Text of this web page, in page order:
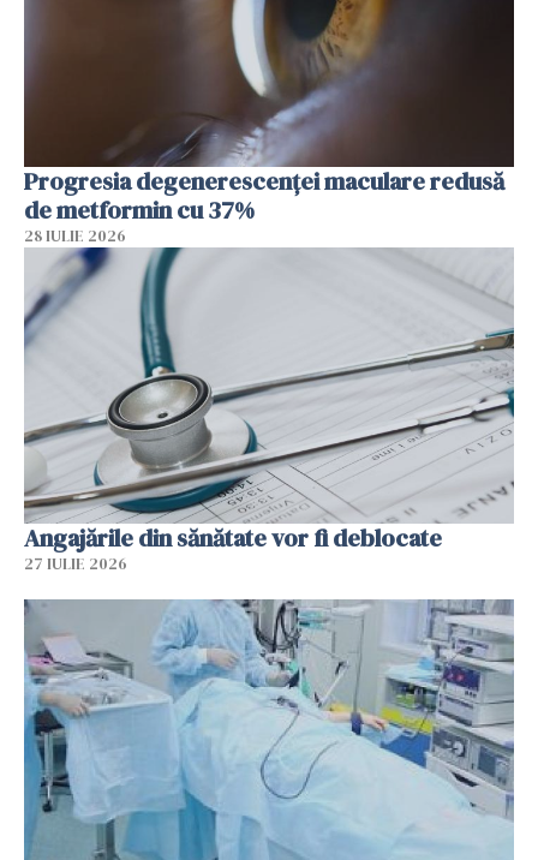
Progresia degenerescenței maculare redusă
de metformin cu 37%
28 IULIE 2026
Angajările din sănătate vor fi deblocate
27 IULIE 2026